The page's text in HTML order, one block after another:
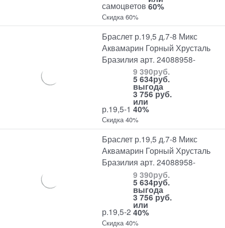
самоцветов 60%
Скидка 60%
Браслет р.19,5 д.7-8 Микс
Аквамарин Горный Хрусталь
Бразилия арт. 24088958-
р.19,5-1
9 390руб.
5 634руб.
выгода
3 756 руб.
или
40%
Скидка 40%
Браслет р.19,5 д.7-8 Микс
Аквамарин Горный Хрусталь
Бразилия арт. 24088958-
р.19,5-2
9 390руб.
5 634руб.
выгода
3 756 руб.
или
40%
Скидка 40%